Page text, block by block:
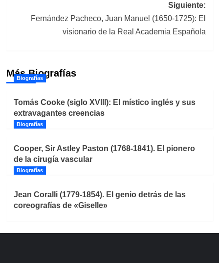
Siguiente:
Fernández Pacheco, Juan Manuel (1650-1725): El
visionario de la Real Academia Española
Más Biografías
Biografías
Tomás Cooke (siglo XVIII): El místico inglés y sus
extravagantes creencias
Biografías
Cooper, Sir Astley Paston (1768-1841). El pionero
de la cirugía vascular
Biografías
Jean Coralli (1779-1854). El genio detrás de las
coreografías de «Giselle»